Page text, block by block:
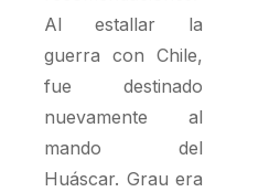
Al estallar la
guerra con Chile,
fue destinado
nuevamente al
mando del
Huáscar. Grau era